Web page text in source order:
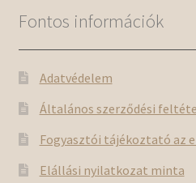
Fontos információk
Adatvédelem
Általános szerződési
Fogyasztói tájékoztató az
Elállási nyilatkozat minta